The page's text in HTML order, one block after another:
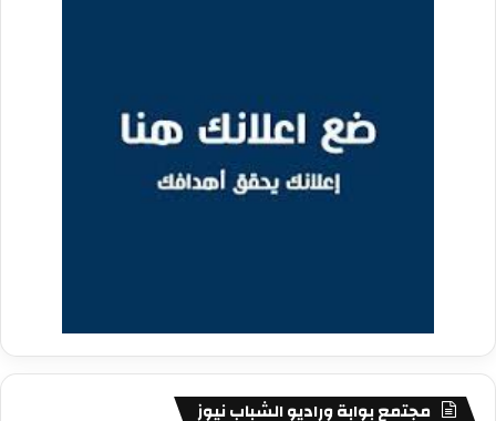
مجتمع بوابة وراديو الشباب نيوز